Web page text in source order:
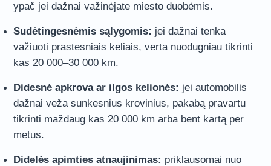
ypač jei dažnai važinėjate miesto duobėmis.
Sudėtingesnėmis sąlygomis: jei dažnai tenka
važiuoti prastesniais keliais, verta nuodugniau tikrinti
kas 20 000–30 000 km.
Didesnė apkrova ar ilgos kelionės: jei automobilis
dažnai veža sunkesnius krovinius, pakabą pravartu
tikrinti maždaug kas 20 000 km arba bent kartą per
metus.
Didelės apimties atnaujinimas: priklausomai nuo